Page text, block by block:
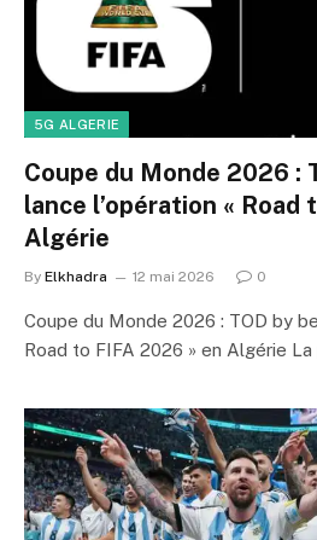
5G ALGERIE
Coupe du Monde 2026 :
lance l’opération « Road
Algérie
By Elkhadra 12 mai 2026 0
Coupe du Monde 2026 : TOD by
Road to FIFA 2026 » en Algérie